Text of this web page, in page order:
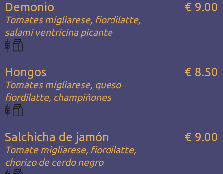
Demonio
Tomates migliarese, fiordilatte,
salami ventricina picante
€ 9.00
Hongos
Tomates migliarese, queso
fiordilatte, champiñones
€ 8.50
Salchicha de jamón
Tomate migliarese, fiordilatte,
chorizo de cerdo negro
€ 9.00